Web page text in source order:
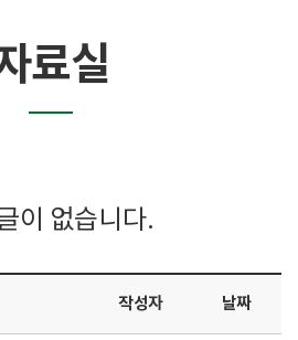
료실
이 없습니다.
작성자 날짜